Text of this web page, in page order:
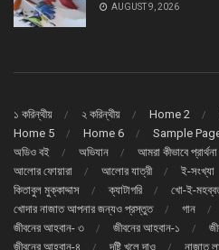
AUGUST 9, 2026
১ করিন্থীয় ২ করিন্থীয় Home 2
Home 5
Home 6 Sample
অডিও বই
অভিযান আমরা কীভাবে
আলোর ফোয়ারা
আলোর যাত্রী ই-সংখ্যা
কিতাবুল মুক্কাদ্দাস
ক্যাটাগরি
খো-ই-
খোদার নাজাত আপনার জন্যও প্রস্তুত
গান
জীবনের আহবান- ৩
জীবনের আহবান-১
জীবনের আহবান-৪
দৃষ্টি খুলে দাও নাজাত